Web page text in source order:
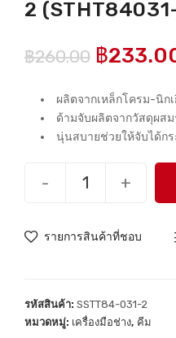
2
฿260.00 ฿
ผลิตจากเหล็กโครม-นิก
ด้ามจับผลิตจากวัสดุผส
นุ่นสบายช่วยให้จับได้ก
- +
รายการสินค้าที่ชอบ
รหัสสินค้า: SSTT84-031-2
หมวดหมู่: เครื่องมือช่าง, คีม